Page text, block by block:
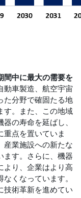
間中に最大の需要を
動車製造、航空宇宙
た分野で確固たる地
す。また、この地域
の寿命を延ばし、
重点を置いていま
産業施設への新たな
ます。さらに、機器
より、企業はより高
くなっています。
技術革新を進めてい